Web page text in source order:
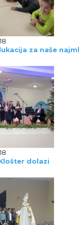
za naše
dolazi